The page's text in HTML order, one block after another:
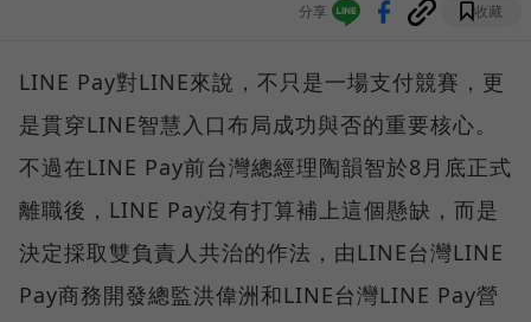
分享 收藏
LINE Pay對LINE來說，不只是一場支付競賽，更
是貫穿LINE智慧入口布局成功與否的重要核心。
不過在LINE Pay前台灣總經理陶韻智於8月底正式
離職後，LINE Pay沒有打算補上這個懸缺，而是
決定採取雙負責人共治的作法，由LINE台灣LINE
Pay商務開發總監洪偉洲和LINE台灣LINE Pay營